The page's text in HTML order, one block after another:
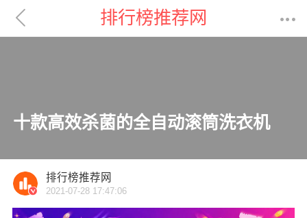
 排行榜推荐网 
十款高效杀菌的全自动滚筒洗衣机

排行榜推荐网
2021-07-28 17:47:06